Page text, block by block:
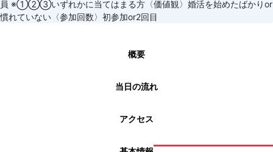
員 ※①②③いずれかに当てはまる方〈価値観〉婚活を始めたばかりor
慣れていない〈参加回数〉初参加or2回目
概要
当日の流れ
アクセス